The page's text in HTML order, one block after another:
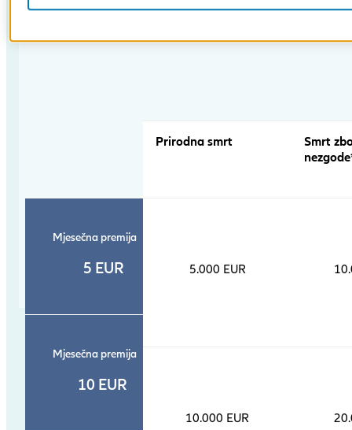
Open
comparison
Mjesečna premija
5 EUR
Mjesečna premija
10 EUR
Prirodna smrt
5.000 EUR
10.000 EUR
Smrt